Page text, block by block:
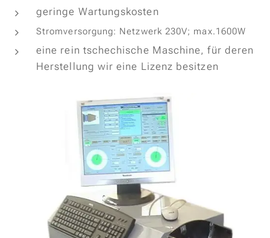
geringe Wartungskosten
Stromversorgung: Netzwerk 230V; max.1600W
eine rein tschechische Maschine, für deren
Herstellung wir eine Lizenz besitzen